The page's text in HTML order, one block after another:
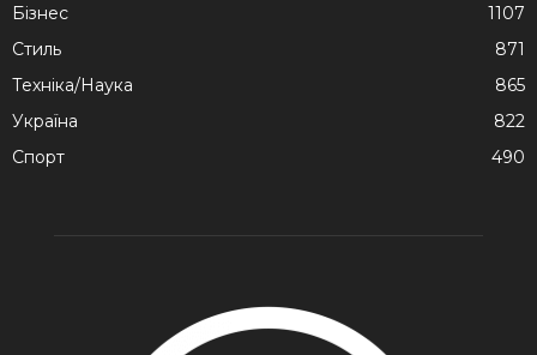
Бізнес
1107
Стиль
871
Техніка/Наука
865
Україна
822
Спорт
490